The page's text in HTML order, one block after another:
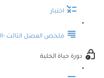
اختبار
ملخص الفصل الثالث -
دورة حياة الخلية